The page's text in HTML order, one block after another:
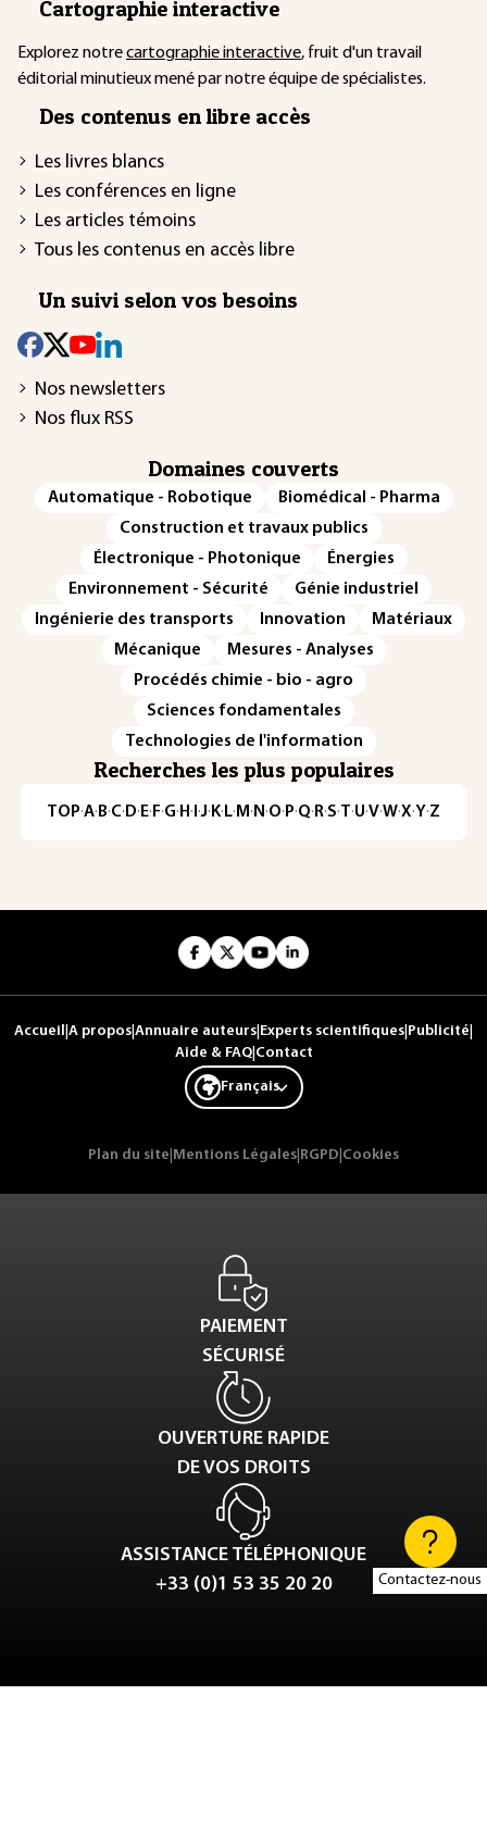
Contactez-nous
Cartographie interactive
Explorez notrecartographie interactive, fruit d'un travail
éditorial minutieux mené par notre équipe de spécialistes.
Des contenus en libre accès
Les livres blancs
Les conférences en ligne
Les articles témoins
Tous les contenus en accès libre
Un suivi selon vos besoins
Nos newsletters
Nos flux RSS
Domaines couverts
Automatique - Robotique
Biomédical - Pharma
Construction et travaux publics
Électronique - Photonique
Énergies
Environnement - Sécurité
Génie industriel
Ingénierie des transports
Innovation
Matériaux
Mécanique
Mesures - Analyses
Procédés chimie - bio - agro
Sciences fondamentales
Technologies de l'information
Recherches les plus populaires
TOP·A·B·C· D· E· F·G· H · ·J· K· L· M · N ·O· P·Q· R·S·T·U·V·W·X·Y·Z
Accueil A propos Annuaire auteurs Experts scientifiques Publicité
Aide & FAQ| Contact
Français
Plan du site Mentions Légales RGPD Cookies
PAIEMENT
SÉCURISÉ
OUVERTURE RAPIDE
DE VOS DROITS
ASSISTANCE TÉLÉPHONIQUE
+33 (0)1 53 35 20 20